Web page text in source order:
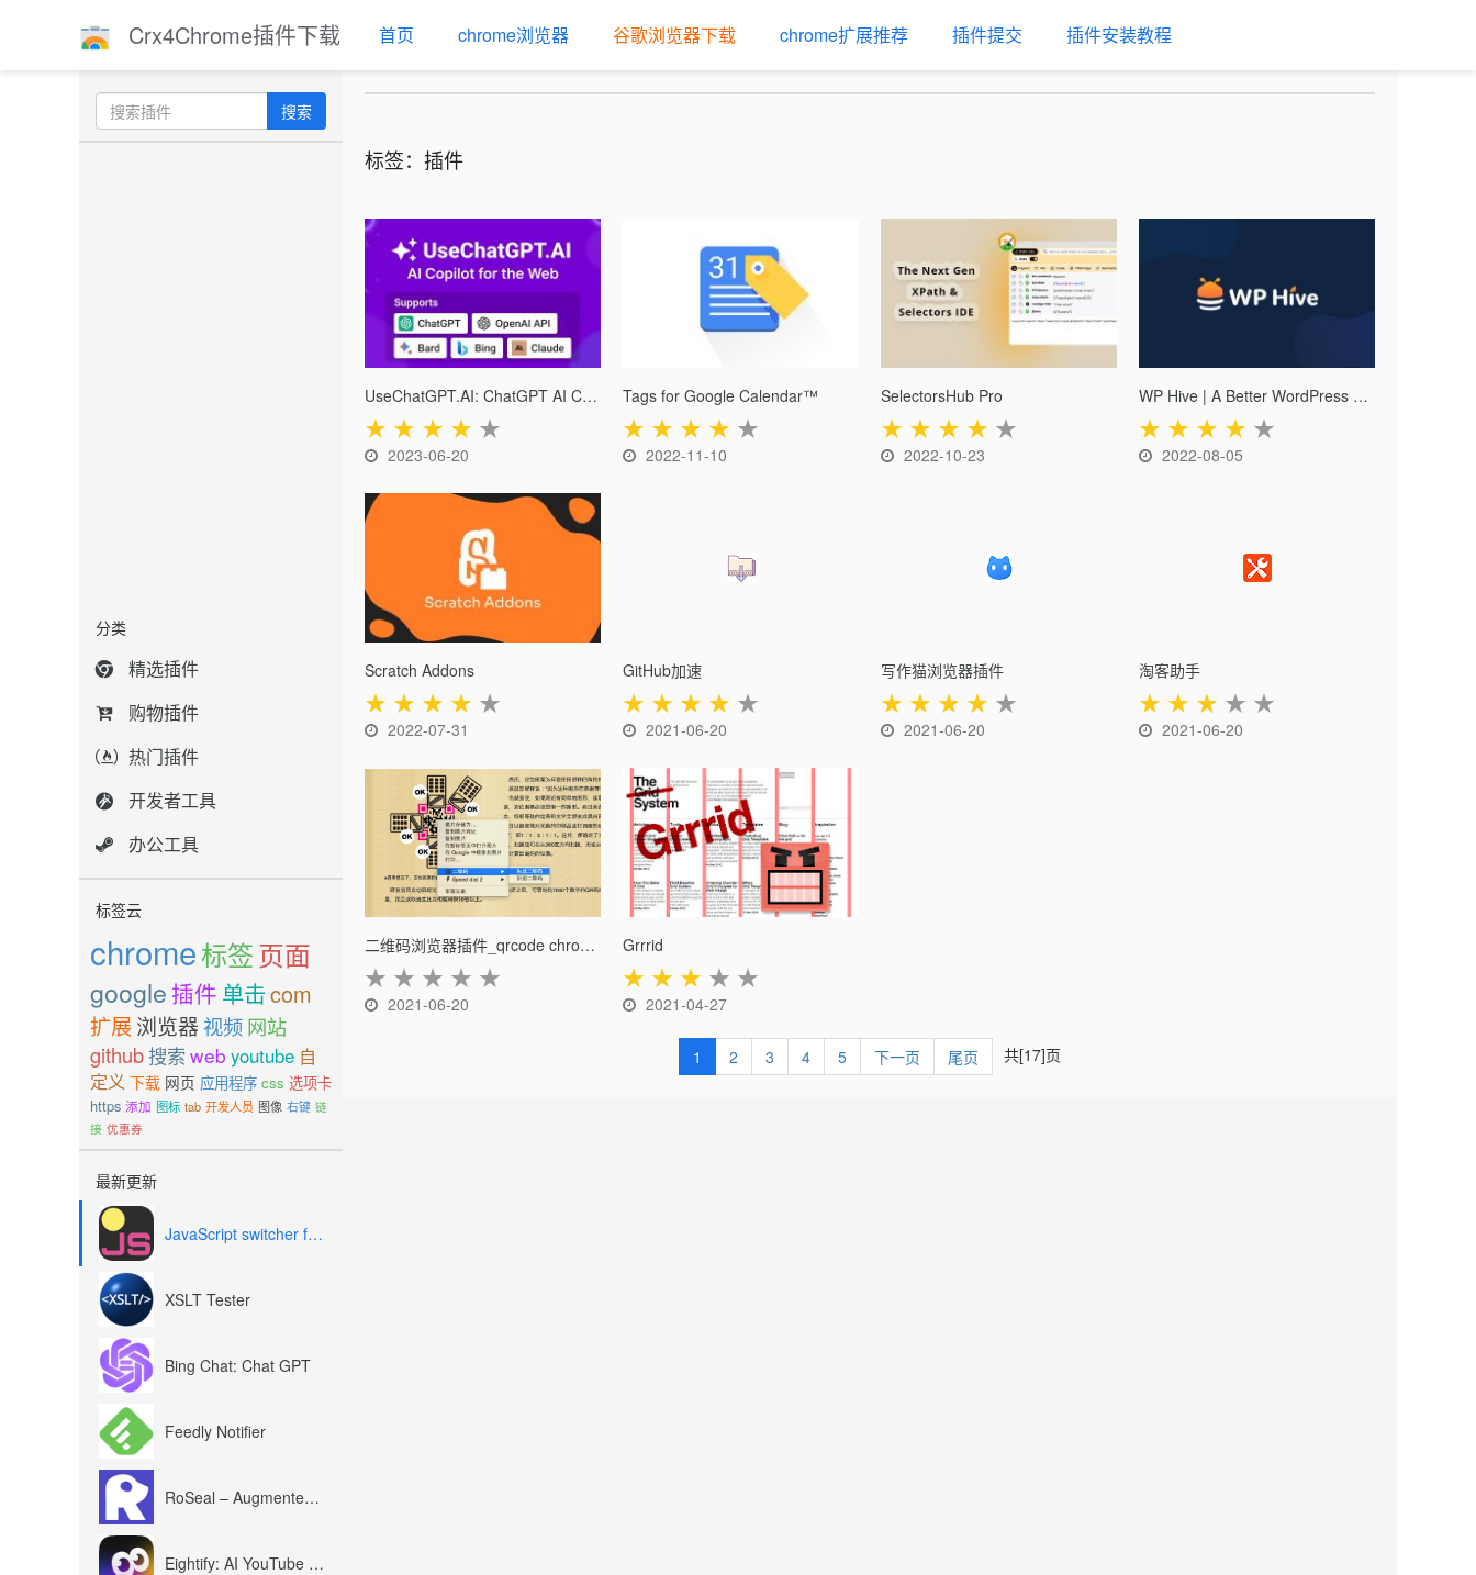
Crx4Chrome插件下载 首页 chrome浏览器 谷歌浏览器下载 chrome扩展推荐 插件提交 插件安装教程
搜索
分类
精选插件
购物插件
热门插件
开发者工具
办公工具
标签云
chrome标签页面
google 插件 单击com
扩展浏览器 视频网站
github搜索web youtube 自
定义 下载 网页 应用程序 css 选项卡
https 添加 图标 tab 开发人员 图像 右键 链
接 优惠券
最新更新
JavaScript switcher for SEO and development
XSLT Tester
Bing Chat: Chat GPT
Feedly Notifier
RoSeal – Augmented Roblox Experience
Eightify: AI YouTube Summary with ChatGPT
标签：插件
UseChatGPT.AI: ChatGPT AI Copilot for the Web
★ ★ ★ ★ ★
2023-06-20
Tags for Google Calendar™
★ ★ ★ ★ ★
2022-11-10
SelectorsHub Pro
★ ★ ★ ★ ★
2022-10-23
WP Hive | A Better WordPress Plugin Repo
★ ★ ★ ★ ★
2022-08-05
Scratch Addons
★ ★ ★ ★ ★
2022-07-31
GitHub加速
★ ★ ★ ★ ★
2021-06-20
写作猫浏览器插件
★ ★ ★ ★ ★
2021-06-20
淘客助手
★ ★ ★ ★ ★
2021-06-20
二维码浏览器插件_qrcode chrome扩展
★ ★ ★ ★ ★
2021-06-20
Grrrid
★ ★ ★ ★ ★
2021-04-27
1 2 3 4 5 下一页 尾页 共[17]页